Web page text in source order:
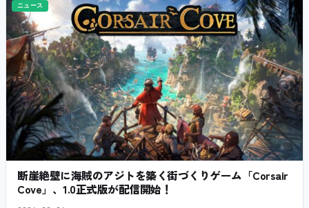
ニュース
断崖絶壁に海賊のアジトを築く街づくりゲーム「Corsair
Cove」、1.0正式版が配信開始！